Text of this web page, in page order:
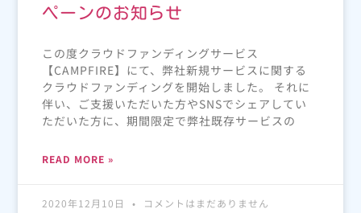
ペーンのお知らせ
この度クラウドファンディングサービス
【CAMPFIRE】にて、弊社新規サービスに関する
クラウドファンディングを開始しました。 それに
伴い、ご支援いただいた方やSNSでシェアしてい
ただいた方に、期間限定で弊社既存サービスの
READ MORE »
2020年12月10日 コメントはまだありません